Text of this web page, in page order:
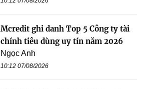
Mcredit ghi danh Top 5 Công ty tài
chính tiêu dùng uy tín năm 2026
Ngọc Anh
10:12 07/08/2026